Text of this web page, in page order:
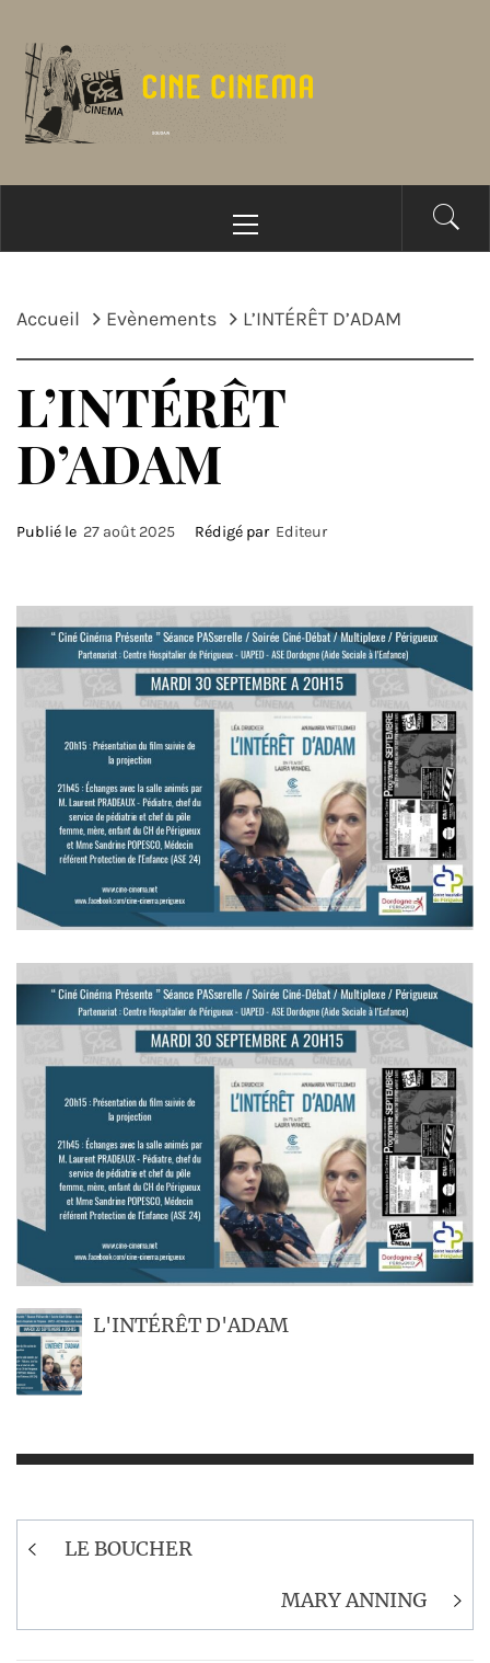
contenu
principal
Accueil Evènements L’INTÉRÊT D’ADAM
L’INTÉRÊT
D’ADAM
Publié le 27 août 2025 Rédigé par Editeur
L'INTÉRÊT D'ADAM
Navigation
LE BOUCHER
MARY ANNING